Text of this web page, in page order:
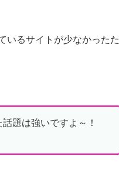
いるサイトが少なかったた
題は強いですよ～！